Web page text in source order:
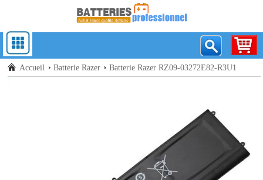
Accueil Batterie Razer Batterie Razer RZ09-03272E82-R3U1